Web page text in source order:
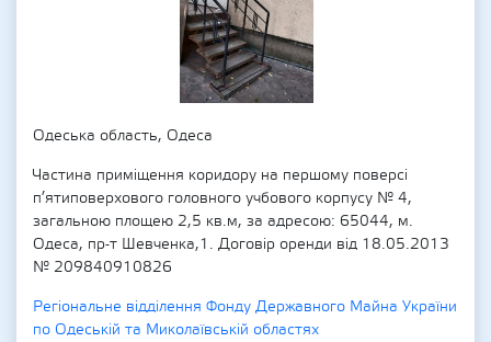
Одеська область, Одеса
Частина приміщення коридору на першому поверсі
п’ятиповерхового головного учбового корпусу № 4,
загальною площею 2,5 кв.м, за адресою: 65044, м.
Одеса, пр-т Шевченка,1. Договір оренди від 18.05.2013
№ 209840910826
Регіональне відділення Фонду Державного Майна України
по Одеській та Миколаївській областях